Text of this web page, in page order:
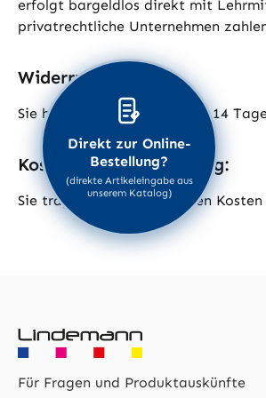
erfolgt bargeldlos direkt mit
privatrechtliche Unternehmen
Widerrufsrecht:
Sie haben das Recht, binnen 14
Kosten der Rücksendung:
Sie tragen die unmittelbaren
Für Fragen und Produktauskünfte
Direkt zur Online-
Bestellung?
(direkte Artikeleingabe aus
unserem Katalog)